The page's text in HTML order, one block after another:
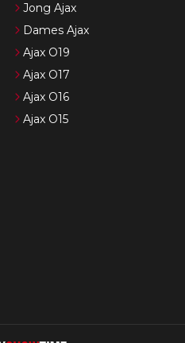
Jong Ajax
Dames Ajax
Ajax O19
Ajax O17
Ajax O16
Ajax O15